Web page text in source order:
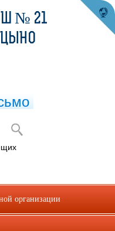
№ 21
организации